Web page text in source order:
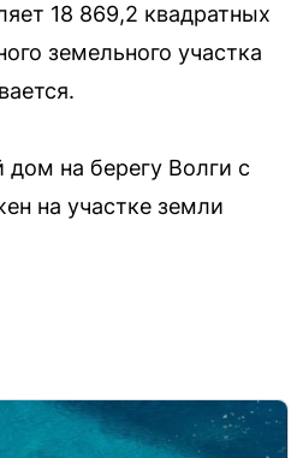
18 869,2 квадратных
земельного участка
на берегу Волги с
на участке земли